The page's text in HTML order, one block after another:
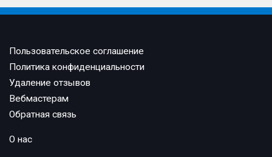
Пользовательское соглашение
Политика конфиденциальности
Удаление отзывов
Вебмастерам
Обратная связь
О нас